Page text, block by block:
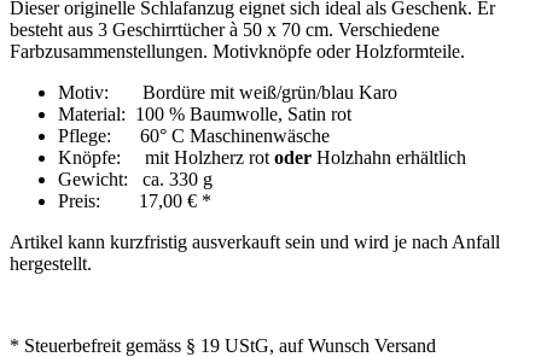
Dieser originelle Schlafanzug eignet sich ideal als Geschenk. Er
besteht aus 3 Geschirrtücher à 50 x 70 cm. Verschiedene
Farbzusammenstellungen. Motivknöpfe oder Holzformteile.
Motiv: Bordüre mit weiß/grün/blau Karo
Material: 100 % Baumwolle, Satin rot
Pflege: 60° C Maschinenwäsche
Knöpfe: mit Holzherz rot oder Holzhahn erhältlich
Gewicht: ca. 330 g
Preis: 17,00 € *
Artikel kann kurzfristig ausverkauft sein und wird je nach Anfall
hergestellt.
* Steuerbefreit gemäss § 19 UStG, auf Wunsch Versand